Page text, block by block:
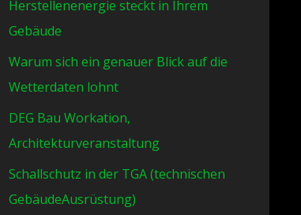
Herstellenenergie steckt in Ihrem
Gebäude
Warum sich ein genauer Blick auf die
Wetterdaten lohnt
DEG Bau Workation,
Architekturveranstaltung
Schallschutz in der TGA (technischen
GebäudeAusrüstung)